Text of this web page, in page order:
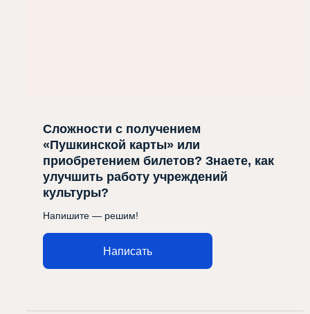
Сложности с получением
«Пушкинской карты» или
приобретением билетов? Знаете, как
улучшить работу учреждений
культуры?
Напишите — решим!
Написать